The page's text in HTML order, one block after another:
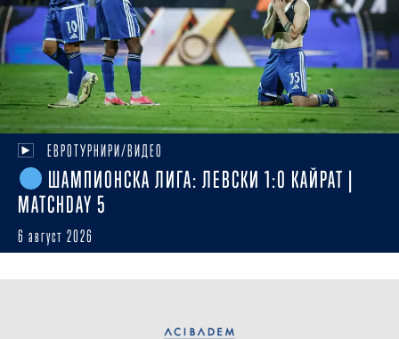
ЕВРОТУРНИРИ/ВИДЕО
ШАМПИОНСКА ЛИГА: ЛЕВСКИ 1:0 КАЙРАТ |
MATCHDAY 5
6 август 2026